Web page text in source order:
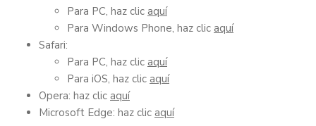
Para PC, haz clic aquí
Para Windows Phone, haz clic aquí
Safari:
Para PC, haz clic aquí
Para iOS, haz clic aquí
Opera: haz clic aquí
Microsoft Edge: haz clic aquí